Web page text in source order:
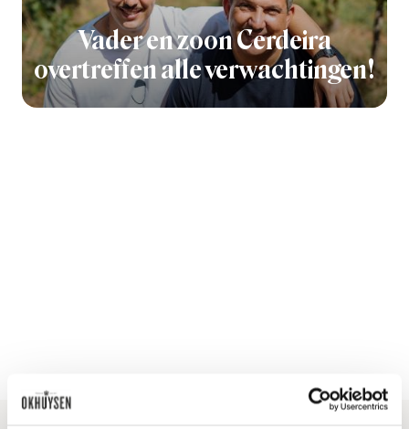
Vader en zoon Cerdeira
overtreffen alle verwachtingen!